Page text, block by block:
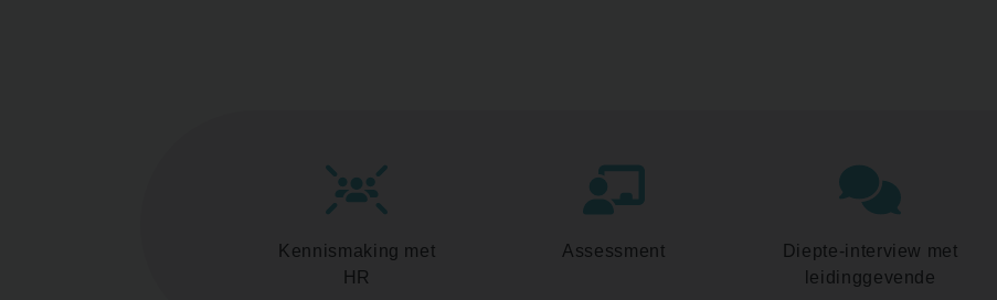
Kennismaking met
HR
Assessment
Diepte-interview met
leidinggevende